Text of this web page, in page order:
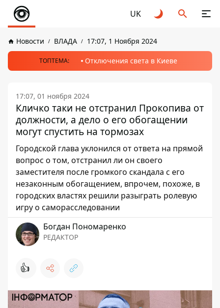
UK
Новости ВЛАДА 17:07, 1 Ноября 2024
ТОПТЕМА: Отключения света в Киеве
17:07, 01 ноября 2024
Кличко таки не отстранил Прокопива от
должности, а дело о его обогащении
могут спустить на тормозах
Городской глава уклонился от ответа на прямой
вопрос о том, отстранил ли он своего
заместителя после громкого скандала с его
незаконным обогащением, впрочем, похоже, в
городских властях решили разыграть ролевую
игру о саморасследовании
Богдан Пономаренко
РЕДАКТОР
👍